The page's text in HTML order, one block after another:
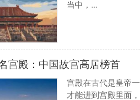
当中，...
宫殿：中国故宫高居榜首
宫殿在古代是皇帝
才能进到宫殿里面